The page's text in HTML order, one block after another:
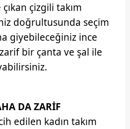
çizgili takım
doğrultusunda seçim
giyebileceğiniz ince
bir çanta ve şal ile
DA ZARİF
edilen kadın takım